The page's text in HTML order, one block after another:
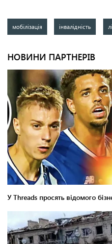
мобілізація інвалідність